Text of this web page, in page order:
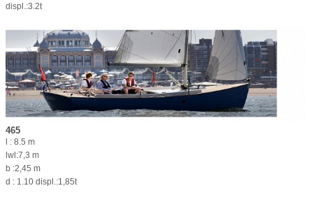
displ.:3.2t
465
l : 8.5 m
lwl:7,3 m
b :2,45 m
d : 1.10 displ.:1,85t